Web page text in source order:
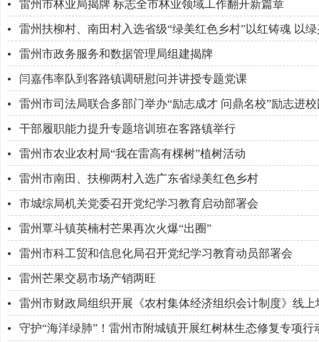
雷州市林业局揭牌 标志全市林业领域工作翻开新篇章
雷州扶柳村、南田村入选省级“绿美红色乡村”以红铸魂 以
雷州市政务服务和数据管理局组建揭牌
闫嘉伟率队到客路镇调研慰问并讲授专题党课
雷州市司法局联合多部门举办“励志成才 问鼎名校”励志进
干部履职能力提升专题培训班在客路镇举行
雷州市农业农村局“我在雷高有棵树”植树活动
雷州市南田、扶柳两村入选广东省绿美红色乡村
市城综局机关党委召开党纪学习教育启动部署会
雷州覃斗镇英楠村芒果再次火爆“出圈”
雷州市科工贸和信息化局召开党纪学习教育动员部署会
雷州芒果交易市场产销两旺
雷州市财政局组织开展《农村集体经济组织会计制度》线上
守护“海洋绿肺”！雷州市附城镇开展红树林生态修复专项行